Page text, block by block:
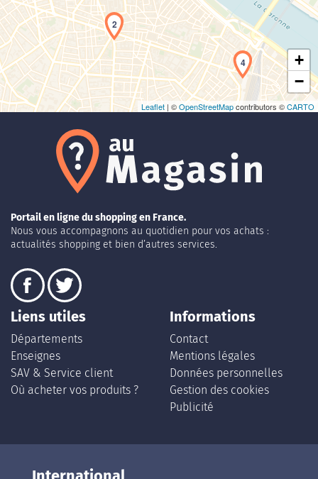
2
4
+
−
Leaflet | ©OpenStreetMapcontributors ©CARTO
Portail en ligne du shopping en France.
Nous vous accompagnons au quotidien pour vos achats :
actualités shopping et bien d’autres services.
Liens utiles
Départements
Enseignes
SAV & Service client
Où acheter vos produits ?
Informations
Contact
Mentions légales
Données personnelles
Gestion des cookies
Publicité